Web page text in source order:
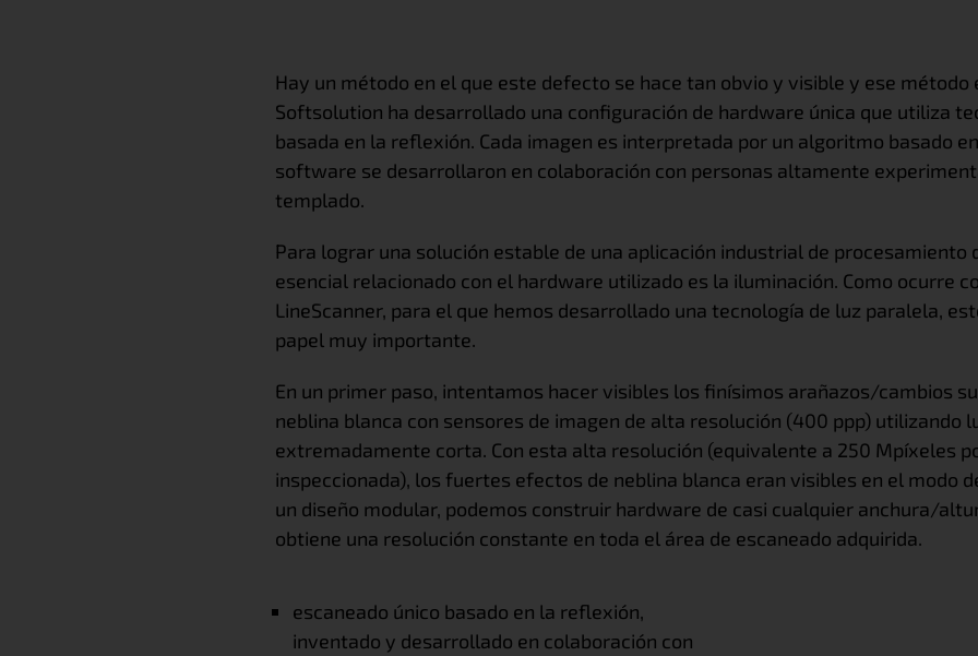
Hay un método en el que este defecto se hace tan obvio y visible y ese método
Softsolution ha desarrollado una configuración de hardware única que utiliza
basada en la reflexión. Cada imagen es interpretada por un algoritmo basado
software se desarrollaron en colaboración con personas altamente
templado.
Para lograr una solución estable de una aplicación industrial de procesamiento
esencial relacionado con el hardware utilizado es la iluminación. Como ocurre
LineScanner, para el que hemos desarrollado una tecnología de luz paralela,
papel muy importante.
En un primer paso, intentamos hacer visibles los finísimos arañazos/cambios
neblina blanca con sensores de imagen de alta resolución (400 ppp) utilizando
extremadamente corta. Con esta alta resolución (equivalente a 250 Mpíxeles
inspeccionada), los fuertes efectos de neblina blanca eran visibles en el modo
un diseño modular, podemos construir hardware de casi cualquier anchura/
obtiene una resolución constante en toda el área de escaneado adquirida.
escaneado único basado en la reflexión,
inventado y desarrollado en colaboración con